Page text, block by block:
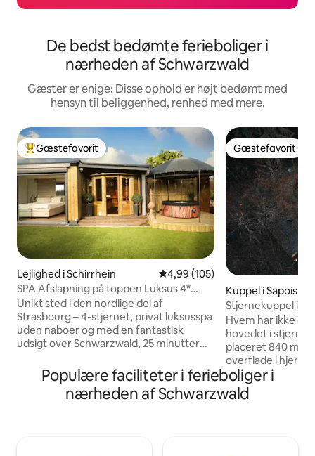
De bedst bedømte ferieboliger i
nærheden af Schwarzwald
Gæster er enige: Disse ophold er højt bedømt med
hensyn til beliggenhed, renhed med mere.
Bedste gæstefavorit
Gæstefavorit
Lejlighed i Schirrhein 4,99 ud af 5 i gennemsnitlig
4,99 (105)
SPA Afslapning på toppen Luksus 4*
Udsigt og privat spa
Unikt sted i den nordlige del af
Strasbourg – 4-stjernet, privat luksusspa
uden naboer og med en fantastisk
udsigt over Schwarzwald, 25 minutter
minutter fra Haguenau, 1 time fra
Europa-Park og 5 minutter fra
Soufflenheim-golfbanen. Drømmesuite
Gæstefavorit
Gæstefavorit
Kuppel i Sapois
Stjernekuppel i
natur i Gérardmer
Hvem har ikke
hovedet i
placeret 840
overflade i hjertet
Vogeserne,
optimal ro. På
på vores gård og
Populære faciliteter i ferieboliger i
nærheden af Schwarzwald